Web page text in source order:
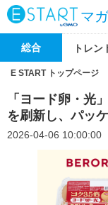
マ
総合 トレン
E START トップページ
「ヨード卵・光
を刷新し、パッ
2026-04-06 10:00:00